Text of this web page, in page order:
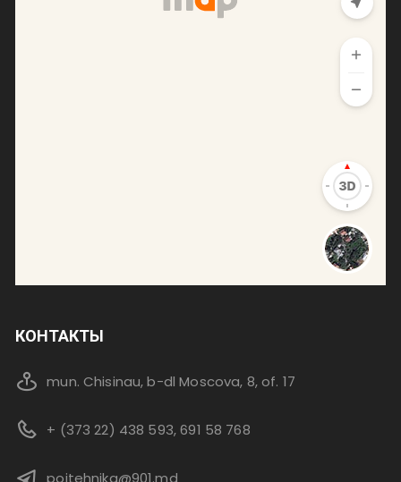
КОНТАКТЫ
mun. Chisinau, b-dl Moscova, 8, of. 17
+ (373 22) 438 593, 691 58 768
pojtehnika@901.md